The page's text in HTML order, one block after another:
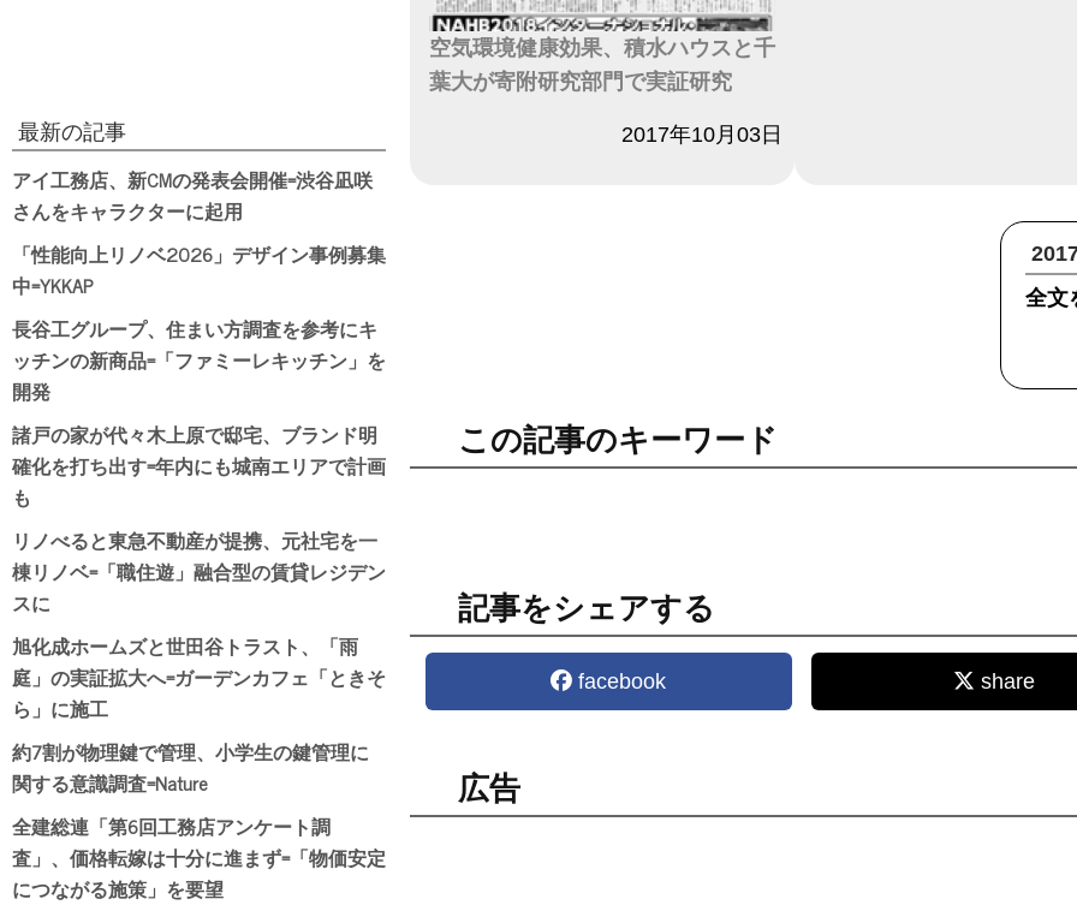
空気環境健康効果、積水ハウスと千
葉大が寄附研究部門で実証研究
2017年10月03日
全文
この記事のキーワード
記事をシェアする
facebook share
広告
最新の記事
アイ工務店、新CMの発表会開催=渋谷凪咲
さんをキャラクターに起用
「性能向上リノベ2026」デザイン事例募集
中=YKKAP
長谷工グループ、住まい方調査を参考にキ
ッチンの新商品=「ファミーレキッチン」を
開発
諸戸の家が代々木上原で邸宅、ブランド明
確化を打ち出す=年内にも城南エリアで計画
も
リノべると東急不動産が提携、元社宅を一
棟リノベ=「職住遊」融合型の賃貸レジデン
スに
旭化成ホームズと世田谷トラスト、「雨
庭」の実証拡大へ=ガーデンカフェ「ときそ
ら」に施工
約7割が物理鍵で管理、小学生の鍵管理に
関する意識調査=Nature
全建総連「第6回工務店アンケート調
査」、価格転嫁は十分に進まず=「物価安定
につながる施策」を要望